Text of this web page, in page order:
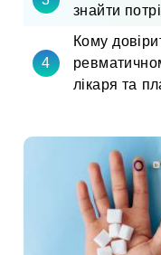
знайти
Кому
лікаря та